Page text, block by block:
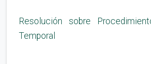
Resolución sobre
Temporal